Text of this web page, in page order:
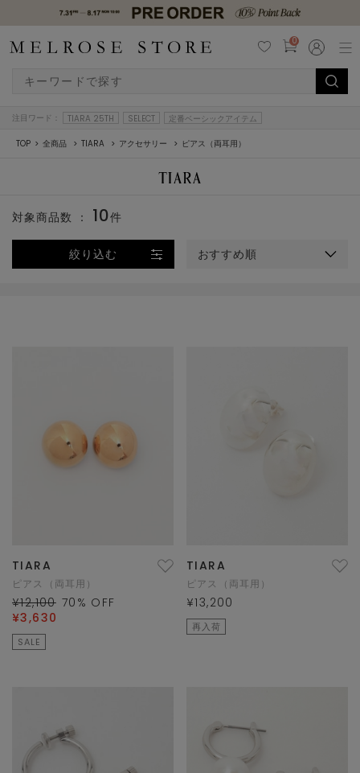
0
注目ワード： TIARA 25TH SELECT 定番ベーシックアイテム
TOP 全商品 TIARA アクセサリー ピアス（両耳用）
絞り込む おすすめ順
対象商品数 ： 10件
TIARA
ピアス（両耳用）
¥12,100 70 % OFF
¥3,630
SALE
TIARA
ピアス（両耳用）
¥13,200
再入荷